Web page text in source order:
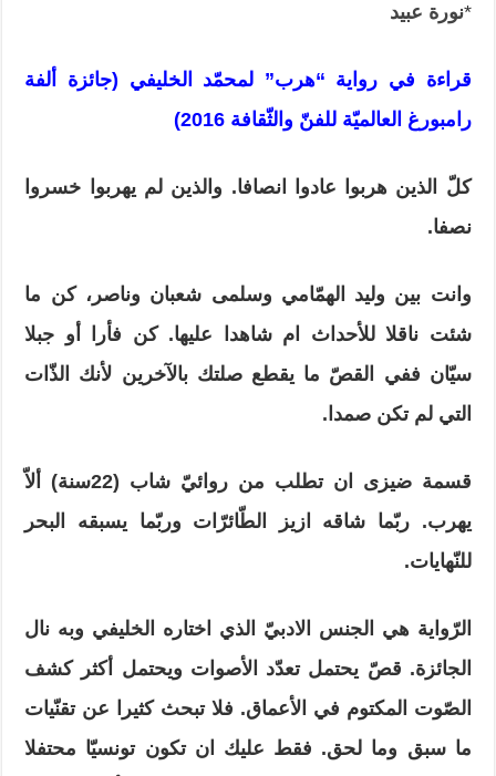
*نورة عبيد
قراءة في رواية “هرب” لمحمّد الخليفي (جائزة ألفة
رامبورغ العالميّة للفنّ والثّقافة 2016)
كلّ الذين هربوا عادوا انصافا. والذين لم يهربوا خسروا
نصفا.
وانت بين وليد الهمّامي وسلمى شعبان وناصر، كن ما
شئت ناقلا للأحداث ام شاهدا عليها. كن فأرا أو جبلا
سيّان ففي القصّ ما يقطع صلتك بالآخرين لأنك الذّات
التي لم تكن صمدا.
قسمة ضيزى ان تطلب من روائيّ شاب (22سنة) ألاّ
يهرب. ربّما شاقه ازيز الطّائرّات وربّما يسبقه البحر
للنّهايات.
الرّواية هي الجنس الادبيّ الذي اختاره الخليفي وبه نال
الجائزة. قصّ يحتمل تعدّد الأصوات ويحتمل أكثر كشف
الصّوت المكتوم في الأعماق. فلا تبحث كثيرا عن تقنّيات
ما سبق وما لحق. فقط عليك ان تكون تونسيّا محتفلا